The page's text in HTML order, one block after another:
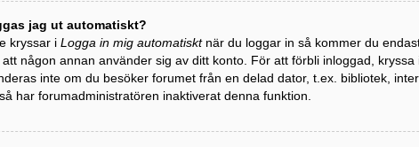
jag ut automatiskt?
kryssar i Logga in mig automatisktnär du loggar in så kommer du
någon annan använder sig av ditt konto. För att förbli inloggad,
inte om du besöker forumet från en delad dator, t.ex. bibliotek,
har forumadministratören inaktiverat denna funktion.